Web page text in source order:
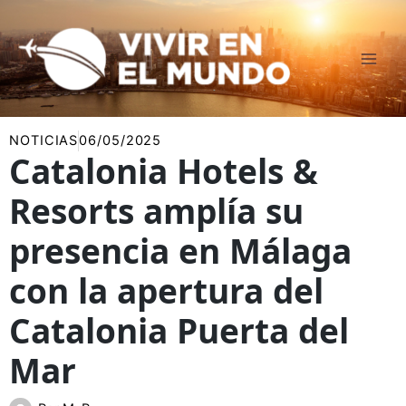
al
contenido
NOTICIAS06/05/2025
Catalonia Hotels &
Resorts amplía su
presencia en Málaga
con la apertura del
Catalonia Puerta del
Mar